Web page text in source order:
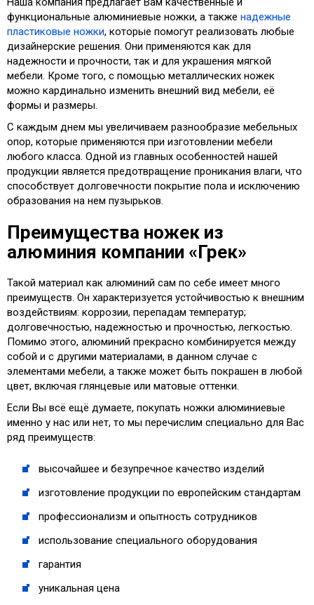
функциональные алюминиевые ножки, а также надежные
пластиковые ножки, которые помогут реализовать любые
дизайнерские решения. Они применяются как для
надежности и прочности, так и для украшения мягкой
мебели. Кроме того, с помощью металлических ножек
можно кардинально изменить внешний вид мебели, её
формы и размеры.
С каждым днем мы увеличиваем разнообразие мебельных
опор, которые применяются при изготовлении мебели
любого класса. Одной из главных особенностей нашей
продукции является предотвращение проникания влаги, что
способствует долговечности покрытие пола и исключению
образования на нем пузырьков.
Преимущества ножек из
алюминия компании «Грек»
Такой материал как алюминий сам по себе имеет много
преимуществ. Он характеризуется устойчивостью к внешним
воздействиям: коррозии, перепадам температур;
долговечностью, надежностью и прочностью, легкостью.
Помимо этого, алюминий прекрасно комбинируется между
собой и с другими материалами, в данном случае с
элементами мебели, а также может быть покрашен в любой
цвет, включая глянцевые или матовые оттенки.
Если Вы всё ещё думаете, покупать ножки алюминиевые
именно у нас или нет, то мы перечислим специально для Вас
ряд преимуществ:
высочайшее и безупречное качество изделий
изготовление продукции по европейским стандартам
профессионализм и опытность сотрудников
использование специального оборудования
гарантия
уникальная цена